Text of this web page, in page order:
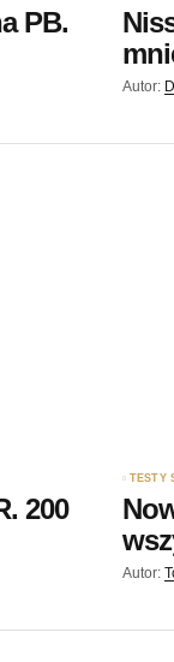
PB.
Autor:
200
TESTY
Autor: